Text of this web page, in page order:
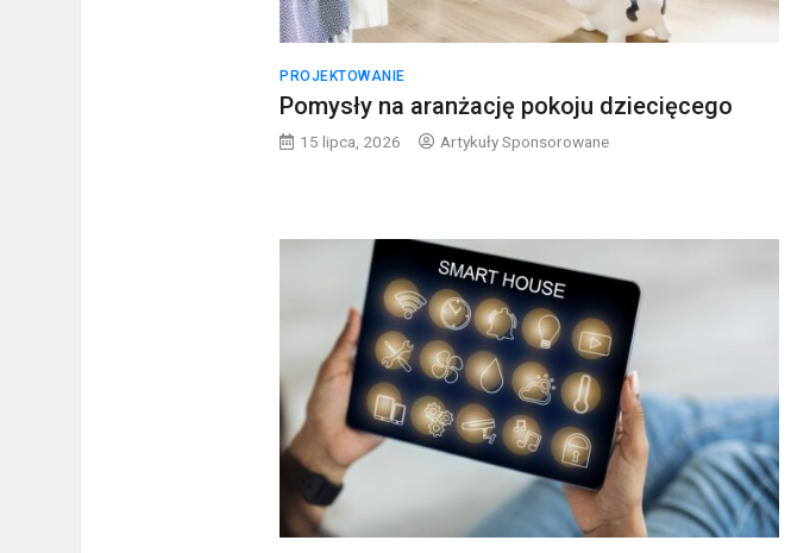
PROJEKTOWANIE
Pomysły na aranżację pokoju dziecięcego
15 lipca, 2026 Artykuły Sponsorowane